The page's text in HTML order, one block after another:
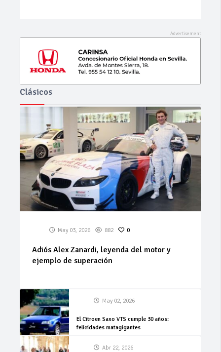
Clásicos
May 03, 2026 882 0
Adiós Alex Zanardi, leyenda del motor y
ejemplo de superación
May 02, 2026
El Citroen Saxo VTS cumple 30 años:
felicidades matagigantes
Abr 22, 2026